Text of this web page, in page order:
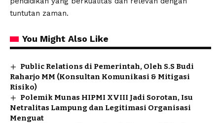
tuntutan zaman.
You Might Also Like
Public Relations di Pemerintah, Oleh S.S Budi
Raharjo MM (Konsultan Komunikasi & Mitigasi
Risiko)
Polemik Munas HIPMI XVIII Jadi Sorotan, Isu
Netralitas Lampung dan Legitimasi Organisasi
Menguat